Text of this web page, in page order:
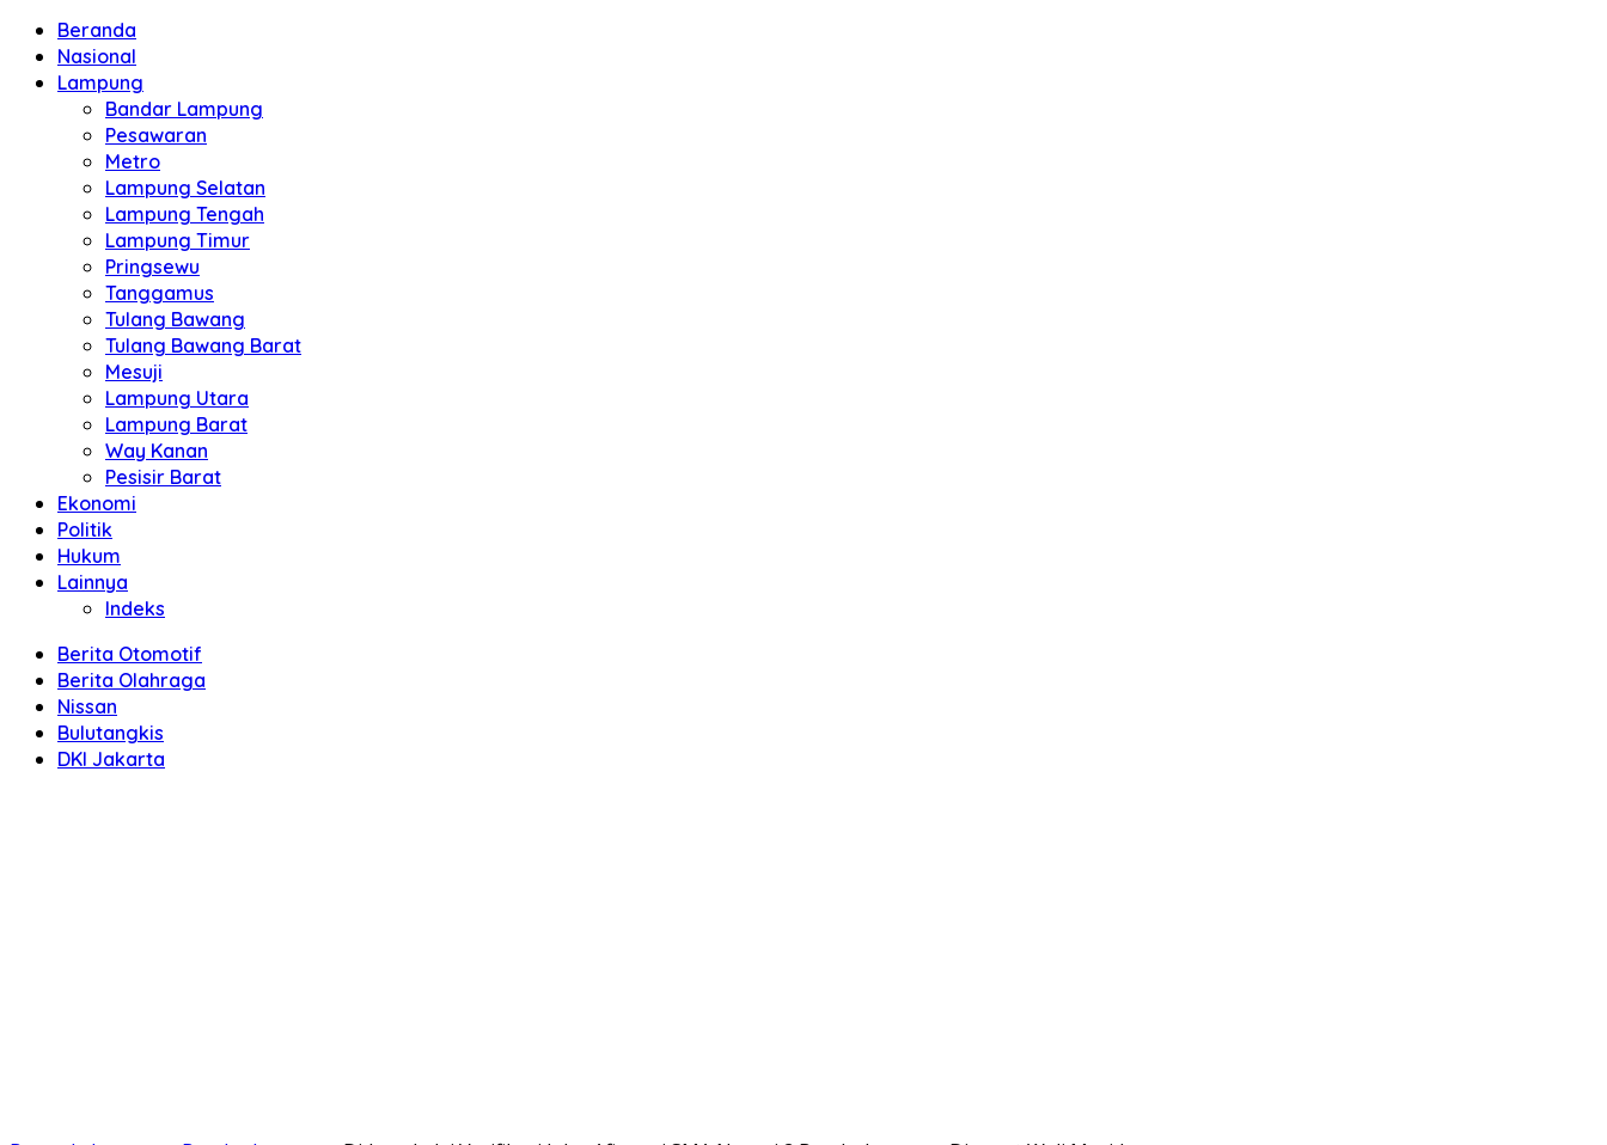
Beranda
Nasional
Lampung
Bandar Lampung
Pesawaran
Metro
Lampung Selatan
Lampung Tengah
Lampung Timur
Pringsewu
Tanggamus
Tulang Bawang
Tulang Bawang Barat
Mesuji
Lampung Utara
Lampung Barat
Way Kanan
Pesisir Barat
Ekonomi
Politik
Hukum
Lainnya
Indeks
Berita Otomotif
Berita Olahraga
Nissan
Bulutangkis
DKI Jakarta